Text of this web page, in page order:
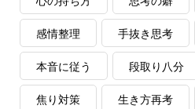
感情整理 手抜き思考
本音に従う 段取り八分
焦り対策 生き方再考